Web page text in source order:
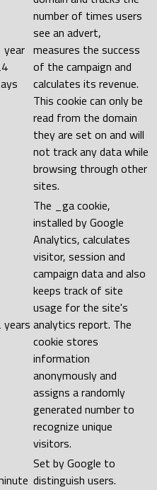
year
number of times users
see an advert,
measures the success
of the campaign and
calculates its revenue.
This cookie can only be
read from the domain
they are set on and will
not track any data while
browsing through other
sites.
years
The _ga cookie,
installed by Google
Analytics, calculates
visitor, session and
campaign data and also
keeps track of site
usage for the site's
analytics report. The
cookie stores
information
anonymously and
assigns a randomly
generated number to
recognize unique
visitors.
Set by Google to
distinguish users.